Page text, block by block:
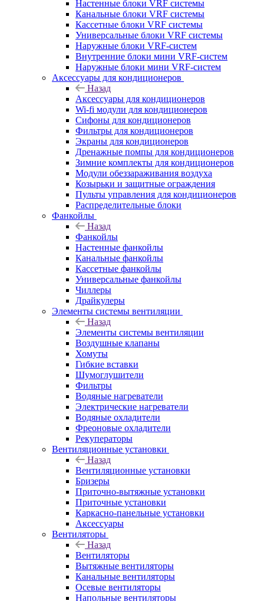
Настенные блоки VRF системы
Канальные блоки VRF системы
Кассетные блоки VRF системы
Универсальные блоки VRF системы
Наружные блоки VRF-систем
Внутренние блоки мини VRF-систем
Наружные блоки мини VRF-систем
Аксессуары для кондиционеров
Назад
Аксессуары для кондиционеров
Wi-fi модули для кондиционеров
Сифоны для кондиционеров
Фильтры для кондиционеров
Экраны для кондиционеров
Дренажные помпы для кондиционеров
Зимние комплекты для кондиционеров
Модули обеззараживания воздуха
Козырьки и защитные ограждения
Пульты управления для кондиционеров
Распределительные блоки
Фанкойлы
Назад
Фанкойлы
Настенные фанкойлы
Канальные фанкойлы
Кассетные фанкойлы
Универсальные фанкойлы
Чиллеры
Драйкулеры
Элементы системы вентиляции
Назад
Элементы системы вентиляции
Воздушные клапаны
Хомуты
Гибкие вставки
Шумоглушители
Фильтры
Водяные нагреватели
Электрические нагреватели
Водяные охладители
Фреоновые охладители
Рекуператоры
Вентиляционные установки
Назад
Вентиляционные установки
Бризеры
Приточно-вытяжные установки
Приточные установки
Каркасно-панельные установки
Аксессуары
Вентиляторы
Назад
Вентиляторы
Вытяжные вентиляторы
Канальные вентиляторы
Осевые вентиляторы
Напольные вентиляторы